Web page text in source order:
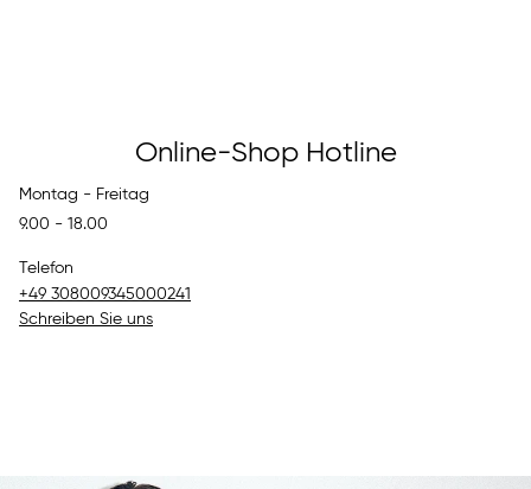
Online-Shop Hotline
Montag - Freitag
9.00 - 18.00
Telefon
+49 308009345000241
Schreiben Sie uns